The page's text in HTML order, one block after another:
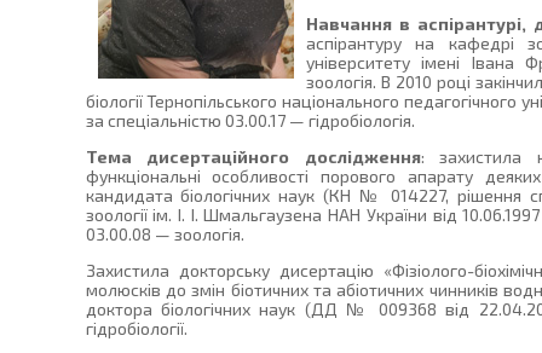
Навчання в аспірантурі,
аспірантуру на кафедрі
університету імені
зоологія. В 2010 році
біології Тернопільського національного педагогічного
за спеціальністю 03.00.17 — гідробіологія.
Тема дисертаційного дослідження: захистила
функціональні особливості порового апарату
кандидата біологічних наук (КН № 014227, рішення
зоології ім. І. І. Шмальгаузена НАН України від
03.00.08 — зоологія.
Захистила докторську дисертацію «Фізіолого-
молюсків до змін біотичних та абіотичних чинників
доктора біологічних наук (ДД № 009368 від
гідробіології.